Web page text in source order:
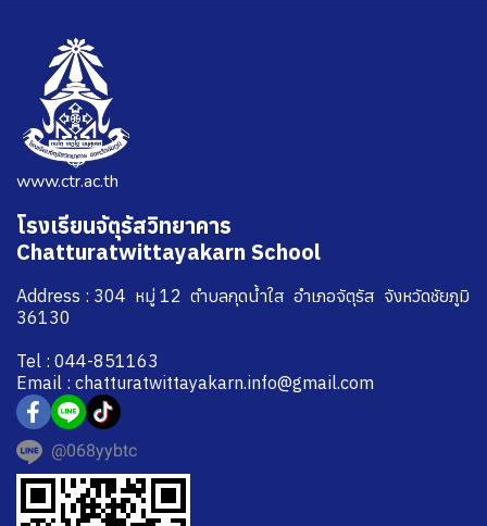
www.ctr.ac.th
โรงเรียนจัตุรัสวิทยาคาร
Chatturatwittayakarn School
Address : 304 หมู่ 12 ตำบลกุดน้ำใส อำเภอจัตุรัส จังหวัดชัยภูมิ
36130
Tel : 044-851163
Email : chatturatwittayakarn.info@gmail.com
@068yybtc